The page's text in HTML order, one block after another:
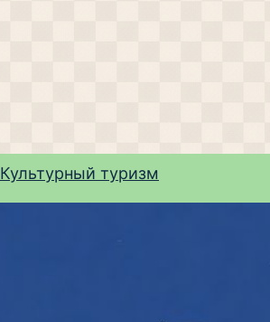
Культурный туризм